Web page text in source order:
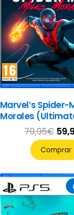
Marvel’s Spider-
Morales
79,95€ El
era:
Comprar